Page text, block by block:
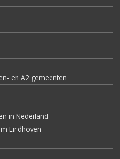
en A2 gemeenten
in Nederland
Eindhoven